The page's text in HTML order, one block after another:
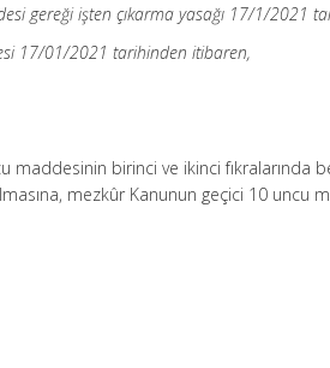
gereği işten çıkarma yasağı 17/1/2021
17/01/2021 tarihinden itibaren,
maddesinin birinci ve ikinci fıkralarında
mezkûr Kanunun geçici 10 uncu